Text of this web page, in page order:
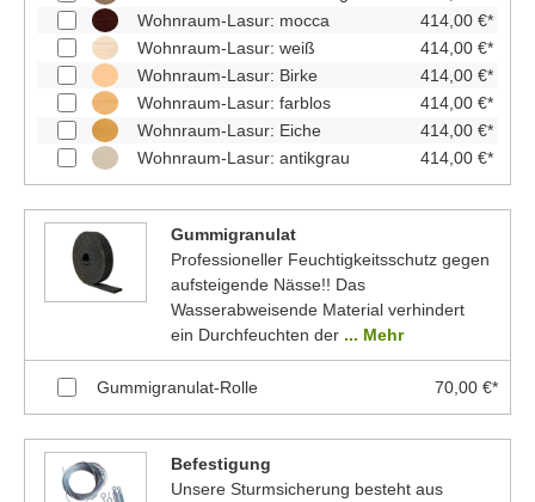
Wohnraum-Lasur: mocca
414,00 €*
Wohnraum-Lasur: weiß
414,00 €*
Wohnraum-Lasur: Birke
414,00 €*
Wohnraum-Lasur: farblos
414,00 €*
Wohnraum-Lasur: Eiche
414,00 €*
Wohnraum-Lasur: antikgrau
414,00 €*
Gummigranulat
Professioneller Feuchtigkeitsschutz gegen
aufsteigende Nässe!! Das
Wasserabweisende Material verhindert
ein Durchfeuchten der ... Mehr
Gummigranulat-Rolle 70,00 €*
Befestigung
Unsere Sturmsicherung besteht aus